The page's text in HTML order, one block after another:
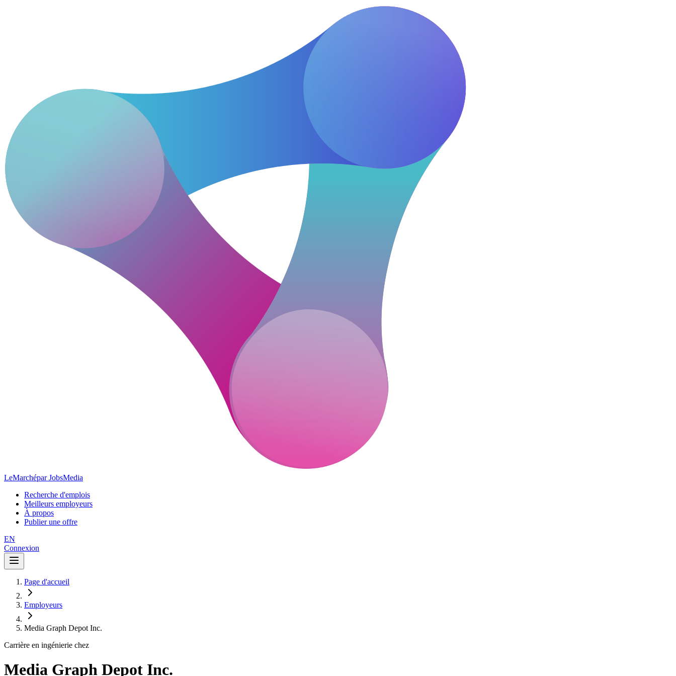
LeMarchépar JobsMedia
Recherche d'emplois
Meilleurs employeurs
À propos
Publier une offre
EN
Connexion
Page d'accueil
Employeurs
Media Graph Depot Inc.
Carrière en ingénierie chez
Media Graph Depot Inc.